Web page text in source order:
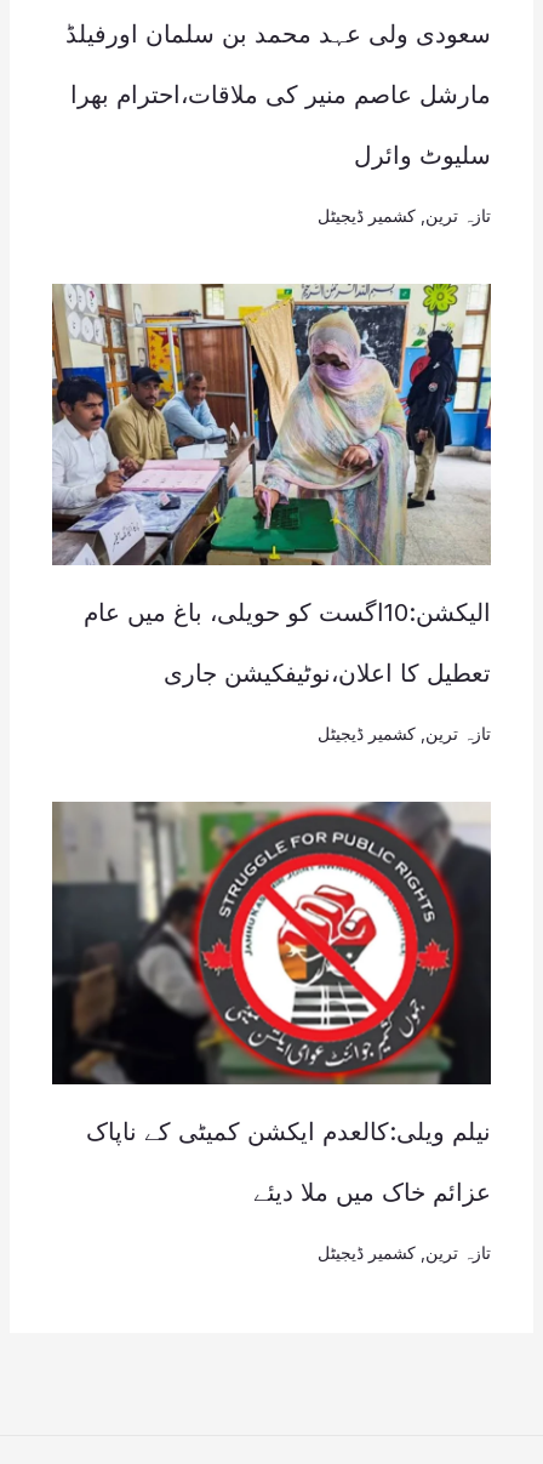
سعودی ولی عہد محمد بن سلمان اورفیلڈ
مارشل عاصم منیر کی ملاقات،احترام بھرا
سلیوٹ وائرل
تازہ ترین کشمیر ڈیجیٹل
الیکشن:10اگست کو حویلی، باغ میں عام
تعطیل کا اعلان،نوٹیفکیشن جاری
تازہ ترین کشمیر ڈیجیٹل
نیلم ویلی:کالعدم ایکشن کمیٹی کے ناپاک
عزائم خاک میں ملا دیئے
تازہ ترین کشمیر ڈیجیٹل